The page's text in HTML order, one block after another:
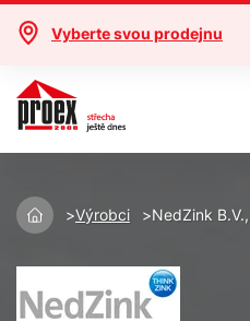
Vyberte svou prodejnu
Výrobci NedZink